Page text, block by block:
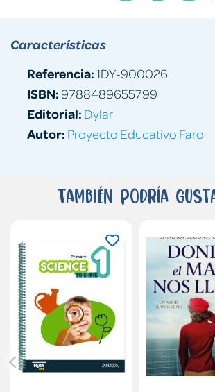
Características
Referencia:1DY-900026
ISBN:9788489655799
Editorial: Dylar
Autor: Proyecto Educativo Faro
También podría